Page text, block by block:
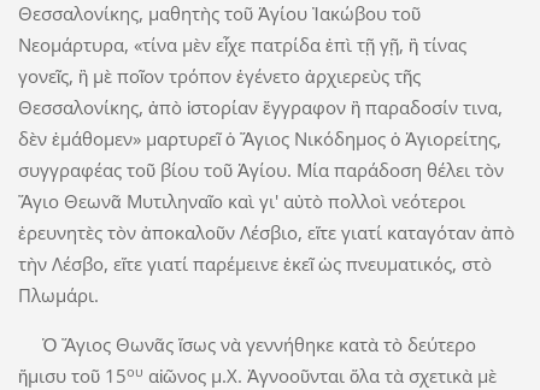
Θεσσαλονίκης, μαθητὴς τοῦ Ἁγίου Ἰακώβου τοῦ
Νεομάρτυρα, «τίνα μὲν εἶχε πατρίδα ἐπὶ τῇ γῇ, ἢ τίνας
γονεῖς, ἢ μὲ ποῖον τρόπον ἐγένετο ἀρχιερεὺς τῆς
Θεσσαλονίκης, ἀπὸ ἱστορίαν ἔγγραφον ἢ παραδοσίν τινα,
δὲν ἐμάθομεν» μαρτυρεῖ ὁ Ἅγιος Νικόδημος ὁ Ἁγιορείτης,
συγγραφέας τοῦ βίου τοῦ Ἁγίου. Μία παράδοση θέλει τὸν
Ἅγιο Θεωνᾶ Μυτιληναῖο καὶ γι' αὐτὸ πολλοὶ νεότεροι
ἐρευνητὲς τὸν ἀποκαλοῦν Λέσβιο, εἴτε γιατί καταγόταν ἀπὸ
τὴν Λέσβο, εἴτε γιατί παρέμεινε ἐκεῖ ὡς πνευματικός, στὸ
Πλωμάρι.
Ὁ Ἅγιος Θωνᾶς ἴσως νὰ γεννήθηκε κατὰ τὸ δεύτερο
ἥμισυ τοῦ 15ου αἰῶνος μ.Χ. Ἀγνοοῦνται ὅλα τὰ σχετικὰ μὲ